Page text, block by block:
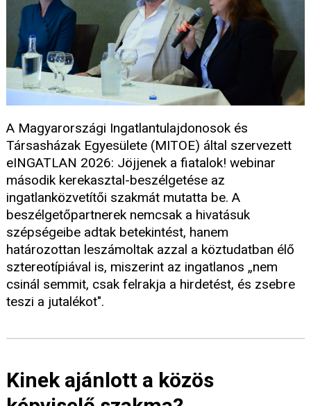
A Magyarországi Ingatlantulajdonosok és
Társasházak Egyesülete (MITOE) által szervezett
eINGATLAN 2026: Jöjjenek a fiatalok! webinar
második kerekasztal-beszélgetése az
ingatlanközvetítői szakmát mutatta be. A
beszélgetőpartnerek nemcsak a hivatásuk
szépségeibe adtak betekintést, hanem
határozottan leszámoltak azzal a köztudatban élő
sztereotípiával is, miszerint az ingatlanos „nem
csinál semmit, csak felrakja a hirdetést, és zsebre
teszi a jutalékot".
Kinek ajánlott a közös